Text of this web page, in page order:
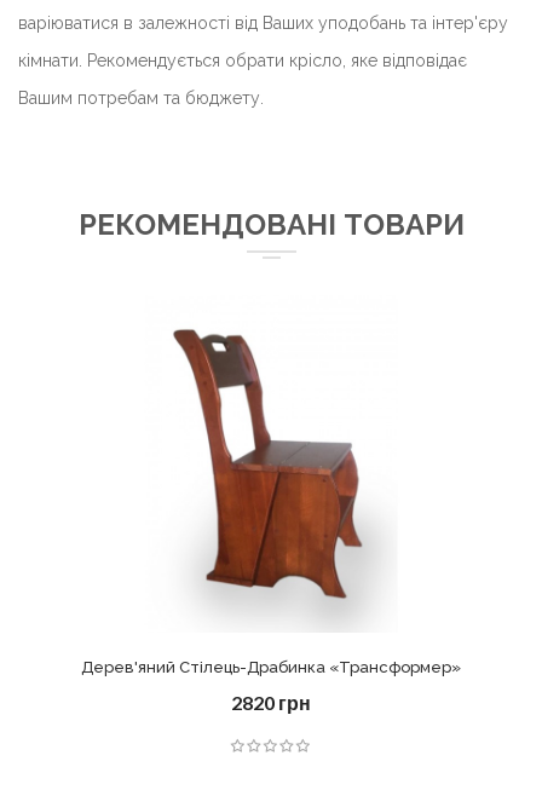
варіюватися в залежності від Ваших уподобань та інтер'єру
кімнати. Рекомендується обрати крісло, яке відповідає
Вашим потребам та бюджету.
РЕКОМЕНДОВАНІ ТОВАРИ
Дерев'яний Стілець-Драбинка «Трансформер»
2820 грн